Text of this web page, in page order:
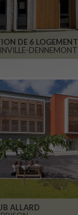
DE 6
DENNEMONT
JB ALLARD